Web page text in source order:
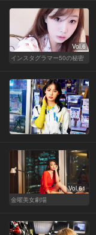
Vol.6
インスタグラマー50の秘密
Vol.61
金曜美女劇場